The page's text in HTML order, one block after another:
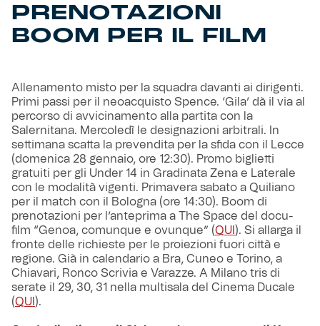
PRENOTAZIONI
BOOM PER IL FILM
Allenamento misto per la squadra davanti ai dirigenti.
Primi passi per il neoacquisto Spence. ‘Gila’ dà il via al
percorso di avvicinamento alla partita con la
Salernitana. Mercoledì le designazioni arbitrali. In
settimana scatta la prevendita per la sfida con il Lecce
(domenica 28 gennaio, ore 12:30). Promo biglietti
gratuiti per gli Under 14 in Gradinata Zena e Laterale
con le modalità vigenti. Primavera sabato a Quiliano
per il match con il Bologna (ore 14:30). Boom di
prenotazioni per l’anteprima a The Space del docu-
film “Genoa, comunque e ovunque” (QUI ). Si allarga il
fronte delle richieste per le proiezioni fuori città e
regione. Già in calendario a Bra, Cuneo e Torino, a
Chiavari, Ronco Scrivia e Varazze. A Milano tris di
serate il 29, 30, 31 nella multisala del Cinema Ducale
(QUI ).